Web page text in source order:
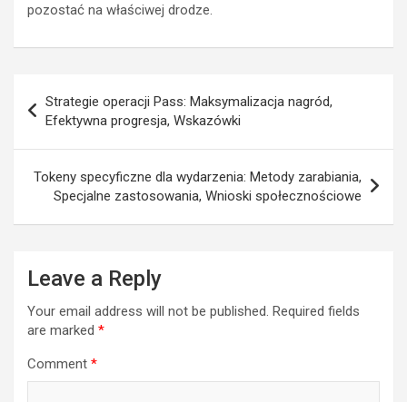
pozostać na właściwej drodze.
navigation
Strategie operacji Pass: Maksymalizacja nagród,
Efektywna progresja, Wskazówki
Tokeny specyficzne dla wydarzenia: Metody zarabiania,
Specjalne zastosowania, Wnioski społecznościowe
Leave a Reply
Your email address will not be published. Required fields
are marked *
Comment *